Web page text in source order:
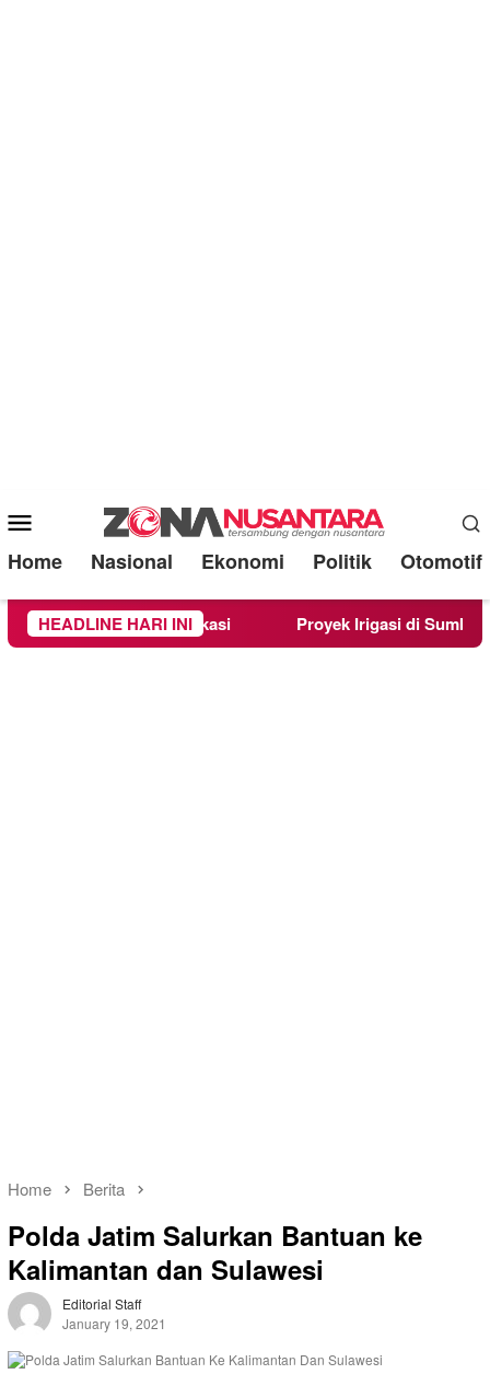
Mobile
Menu
Home Nasional Ekonomi Politik Otomotif
HEADLINE HARI INI
Langsung Lokasi Proyek Irigasi di
Home Berita
Polda Jatim Salurkan Bantuan ke
Kalimantan dan Sulawesi
Editorial Staff
January 19, 2021